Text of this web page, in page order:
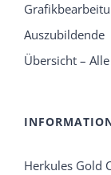
Auszubildende
Übersicht –
Herkules Gold